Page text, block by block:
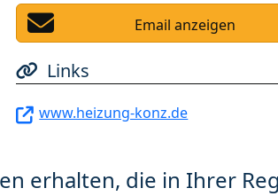
Email anzeigen
Links
www.heizung-konz.de
erhalten, die in Ihrer